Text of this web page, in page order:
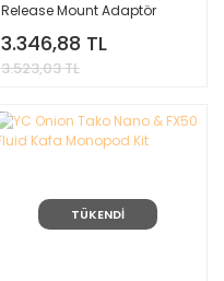
Release Mount Adaptör
3.346,88 TL
3.523,03 TL
TÜKENDİ